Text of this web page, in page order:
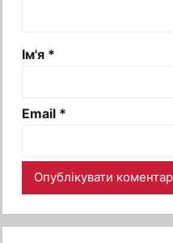
Ім'я *
Email *